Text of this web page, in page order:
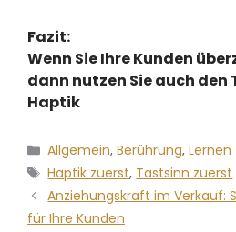
Fazit:
Wenn Sie Ihre Kunden
dann nutzen Sie auch den
Haptik
Allgemein,Berührung,Lernen
Haptik zuerst, Tastsinn zuerst
Anziehungskraft im Verkauf:
für Ihre Kunden